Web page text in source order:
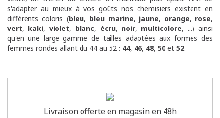
s'adapter au mieux à vos goûts nos chemisiers existent en
différents coloris (bleu, bleu marine, jaune, orange, rose,
vert, kaki, violet, blanc, écru, noir, multicolore, ...) ainsi
qu'en une large gamme de tailles adaptées aux formes des
femmes rondes allant du 44 au 52 : 44, 46, 48, 50 et 52.
Livraison offerte en magasin en 48h